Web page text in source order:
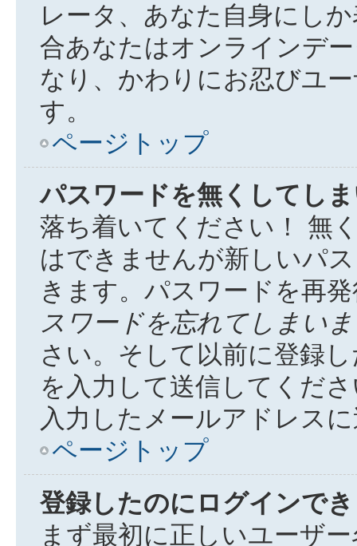
レータ、あなた自身にし
合あなたはオンラインデ
なり、かわりにお忍びユ
す。
ページトップ
パスワードを無くしてし
落ち着いてください！ 無
はできませんが新しいパ
きます。パスワードを再
スワードを忘れてしまい
さい。そして以前に登録
を入力して送信してくだ
入力したメールアドレス
ページトップ
登録したのにログインで
まず最初に正しいユーザ